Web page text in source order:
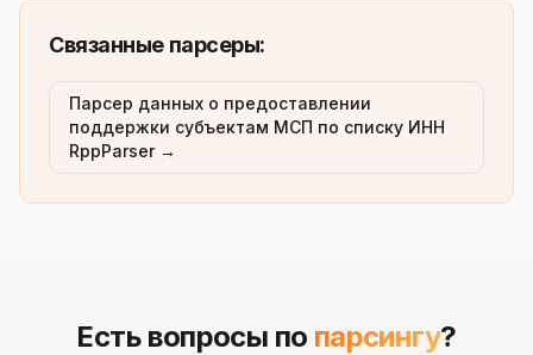
Связанные парсеры:
Парсер данных о предоставлении
поддержки субъектам МСП по списку ИНН
RppParser →
Есть вопросы по парсингу?